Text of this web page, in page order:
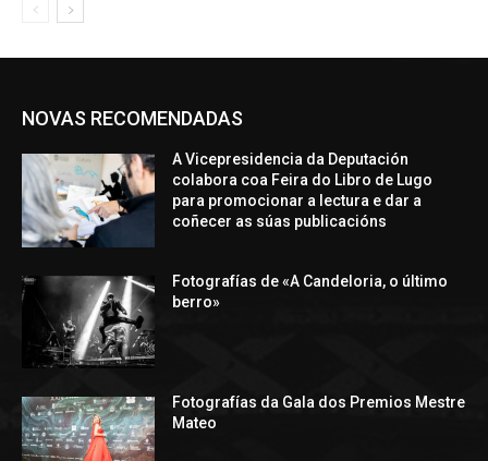
NOVAS RECOMENDADAS
A Vicepresidencia da Deputación
colabora coa Feira do Libro de Lugo
para promocionar a lectura e dar a
coñecer as súas publicacións
Fotografías de «A Candeloria, o último
berro»
Fotografías da Gala dos Premios Mestre
Mateo